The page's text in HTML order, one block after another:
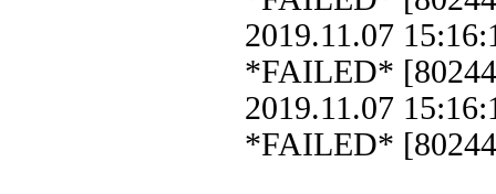
2019.11.07
*FAILED*
2019.11.07
*FAILED*